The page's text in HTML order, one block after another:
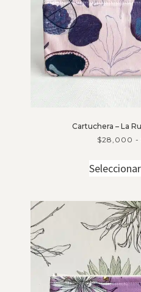
Cartuchera – La
$28,000 -